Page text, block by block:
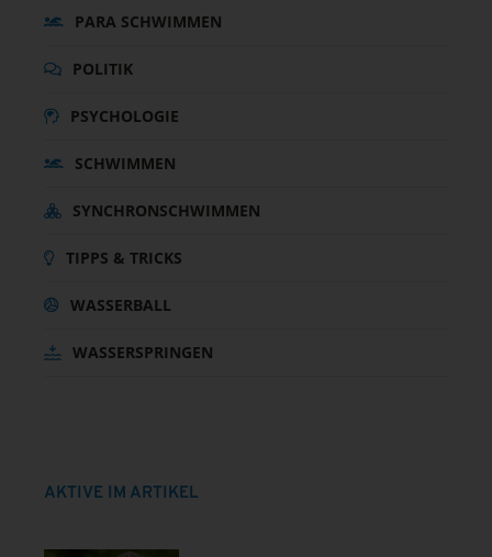
PARA SCHWIMMEN
POLITIK
PSYCHOLOGIE
SCHWIMMEN
SYNCHRONSCHWIMMEN
TIPPS & TRICKS
WASSERBALL
WASSERSPRINGEN
AKTIVE IM ARTIKEL